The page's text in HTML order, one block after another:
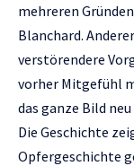
mehreren
Blanchard.
verstörendere
vorher Mitgefühl
das ganze Bild
Die Geschichte
Opfergeschichte